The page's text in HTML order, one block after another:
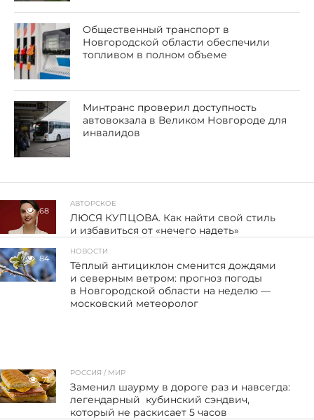
Общественный транспорт в
Новгородской области обеспечили
топливом в полном объеме
Минтранс проверил доступность
автовокзала в Великом Новгороде для
инвалидов
68
АВТОРСКОЕ
ЛЮСЯ КУПЦОВА. Как найти свой стиль
и избавиться от «нечего надеть»
84
НОВОСТИ
Тёплый антициклон сменится дождями
и северным ветром: прогноз погоды
в Новгородской области на неделю —
московский метеоролог
71
РОССИЯ / МИР
Заменил шаурму в дороге раз и навсегда:
легендарный кубинский сэндвич,
который не раскисает 5 часов